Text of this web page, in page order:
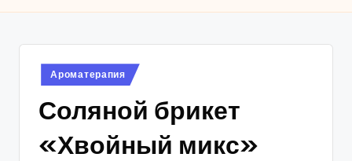
Опубликовано
в
Ароматерапия
Соляной брикет
«Хвойный микс»